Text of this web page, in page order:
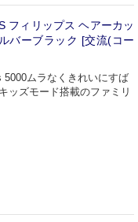
フィリップス ヘアーカッ
バーブラック [交流(コー
5000ムラなくきれいにすば
ッズモード搭載のファミリ